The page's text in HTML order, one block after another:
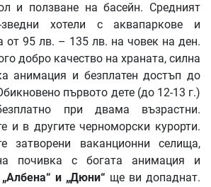
и ползване на басейн. Средният
хотели с аквапаркове и
от 95 лв. – 135 лв. на човек на ден.
добро качество на храната, силна
анимация и безплатен достъп до
първото дете (до 12-13 г.)
при двама възрастни.
и в другите черноморски курорти.
затворени ваканционни селища,
почивка с богата анимация и
„Албена“ и „Дюни“ ще ви допаднат.